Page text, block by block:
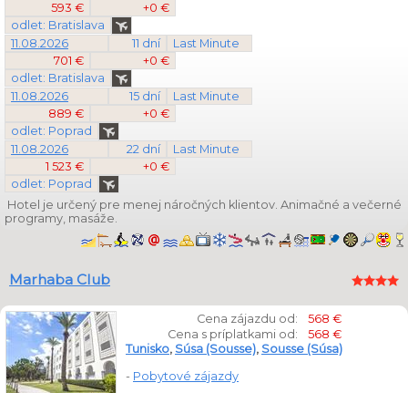
593 €
+0 €
odlet: Bratislava
11.08.2026
11 dní
Last Minute
701 €
+0 €
odlet: Bratislava
11.08.2026
15 dní
Last Minute
889 €
+0 €
odlet: Poprad
11.08.2026
22 dní
Last Minute
1 523 €
+0 €
odlet: Poprad
Hotel je určený pre menej náročných klientov. Animačné a večerné
programy, masáže.
Marhaba Club
Cena zájazdu od:
568 €
Cena s príplatkami od:
568 €
Tunisko, Súsa (Sousse), Sousse (Súsa)
- Pobytové zájazdy